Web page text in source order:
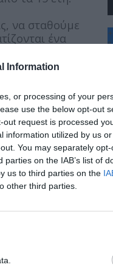
Information
or processing of your
use the below opt-out
request is processed
information utilized by us
You may separately
on the IAB’s list of
us to third parties on the
other third parties.
να σταθούμε
ένα
της
για τις
τους
είναι ελάχιστη
την
και
της
+
°